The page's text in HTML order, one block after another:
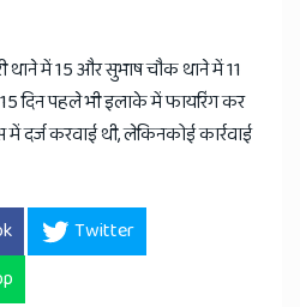
थाने में 15 और सुभाष चौक थाने में 11
15 दिन पहले भी इलाके में फायरिंग कर
दर्ज करवाई थी, लेकिनकोई कार्रवाई
Twitter